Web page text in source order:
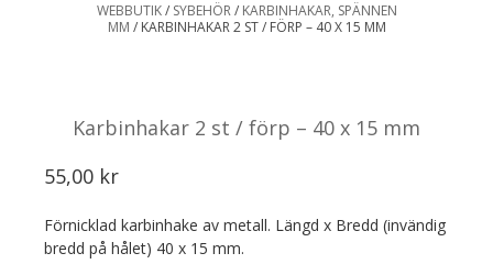
WEBBUTIK/ SYBEHÖR/ KARBINHAKAR, SPÄNNEN
MM / KARBINHAKAR 2 ST / FÖRP – 40 X 15 MM
Karbinhakar 2 st / förp – 40 x 15 mm
55,00 kr
Förnicklad karbinhake av metall. Längd x Bredd (invändig
bredd på hålet) 40 x 15 mm.